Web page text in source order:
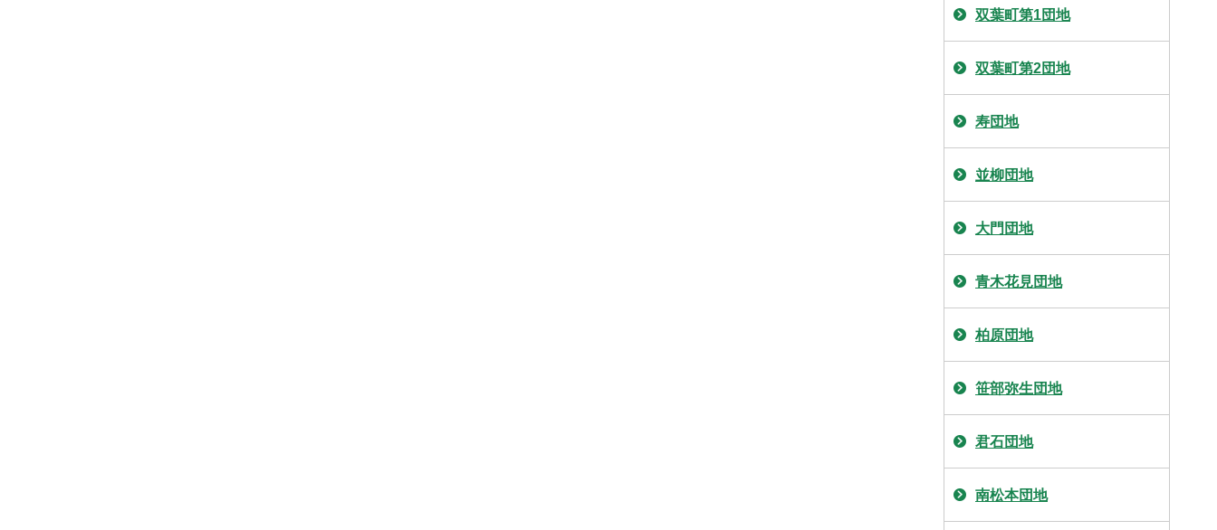
双葉町第1団地
双葉町第2団地
寿団地
並柳団地
大門団地
青木花見団地
柏原団地
笹部弥生団地
君石団地
南松本団地